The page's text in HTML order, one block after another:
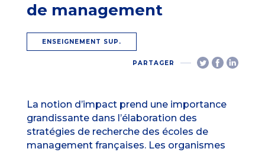
de management
ENSEIGNEMENT SUP.
PARTAGER
La notion d’impact prend une importance
grandissante dans l’élaboration des
stratégies de recherche des écoles de
management françaises. Les organismes